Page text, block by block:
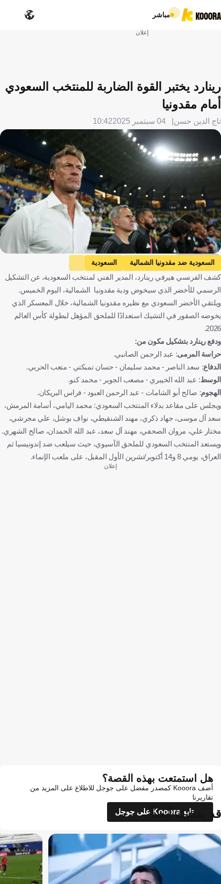
مباشر
إعلان
رينارد يختبر القوة الضاربة للمنتخب السعودي
أمام مقدونيا
تاج الدين حسن 04 سبتمبر 2025 10:42
Getty Images
السعودية ضد مقدونيا الشمالية
السعودية
مقدونيا الشمالية
المباريات الودية
هيرفي رينارد
المملكة العربية السعودية
مقدونيا الشمالية فرنسا كرة قدم
كشف الفرنسي هيرفي رينارد، المدير الفني لمنتخب السعودية، عن التشكيل
الرسمي للأخضر الذي سيخوض ودية مقدونيا الشمالية، اليوم الخميس.
ويلتقي الأخضر السعودي مع نظيره مقدونيا الشمالية، خلال المعسكر الذي
يخوضه الصقور في التشيك استعدادًا للملحق المؤهل لبطولة كأس العالم
2026.
ودفع رينارد بتشكيل مكون من:
حراسة المرمى: عبد الرحمن الصانبي.
الدفاع: سعد الناصر - محمد سليمان - حسان تمبكتي - متعب الحربي.
الوسط: عبد الله الخيبري - مصعب الجوير - محمد كنو.
الهجوم: صالح أبو الشامات - عبد الرحمن العبود - فراس البريكان.
ويجلس على مقاعد بدلاء المنتخب السعودي: محمد اليامي، أسامة المرمش،
سعد آل موسى، جهاد ذكري، مهند الشنقيطي، نواف بوشل، علي مجرشي،
مختار علي، مروان الصحفي، مهند آل سعد، عبد الله الحمدان، صالح الشهري.
ويستعد المنتخب السعودي للملحق الآسيوي، حيث سيلعب ضد إندونيسيا ثم
العراق، يومي 8 و14 أكتوبر/تشرين الأول المقبل، على ملعب الإنماء.
إعلان
هل استمتعت بهذه القصة؟
أضف Kooora كمصدر مفضل على جوجل للاطلاع على المزيد من
تقاريرنا
تابع Kooora على جوجل
قد يعجبك أيضاً